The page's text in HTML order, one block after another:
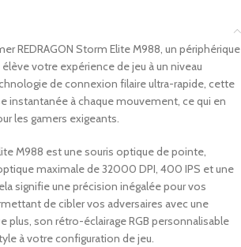
REDRAGON Storm Elite M988, un périphérique
votre expérience de jeu à un niveau
de connexion filaire ultra-rapide, cette
instantanée à chaque mouvement, ce qui en
les gamers exigeants.
M988 est une souris optique de pointe,
maximale de 32000 DPI, 400 IPS et une
signifie une précision inégalée pour vos
de cibler vos adversaires avec une
plus, son rétro-éclairage RGB personnalisable
à votre configuration de jeu.